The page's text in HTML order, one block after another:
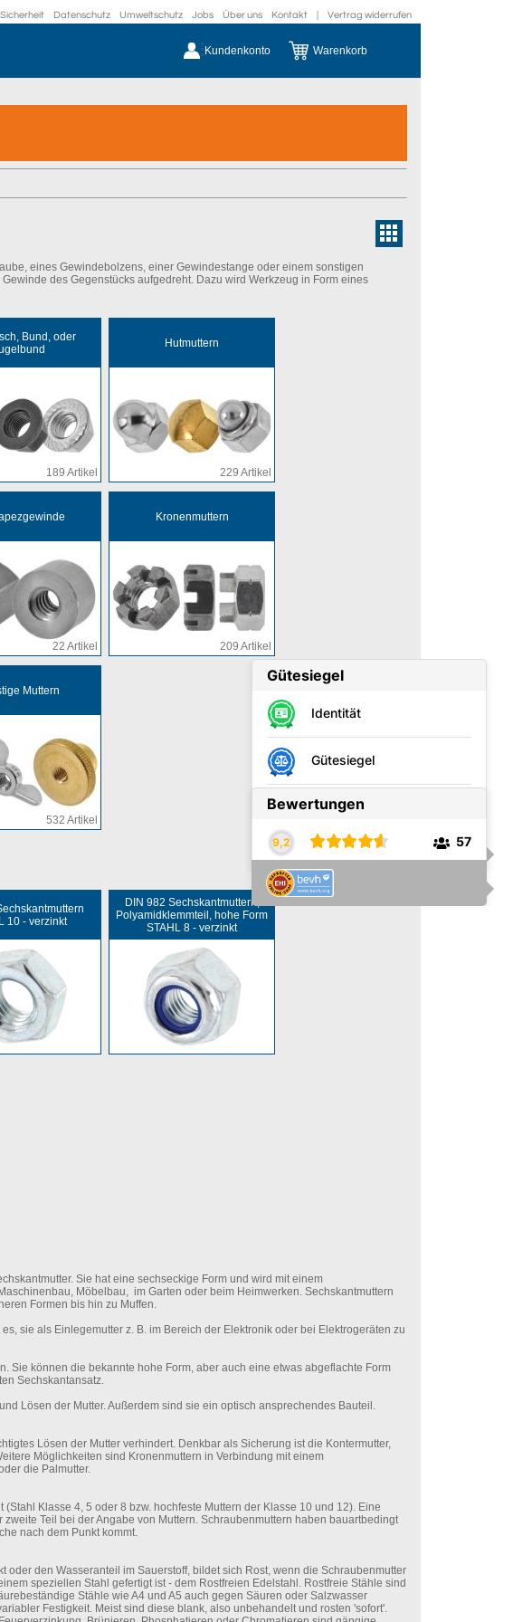
Sicherheit Datenschutz Umweltschutz Jobs Über uns Kontakt Vertrag widerrufen
Kundenkonto Warenkorb
eines Gewindebolzens, einer Gewindestange oder einem sonstigen
des Gegenstücks aufgedreht. Dazu wird Werkzeug in Form eines
Bund, oder
189 Artikel
Hutmuttern
229 Artikel
22 Artikel
Kronenmuttern
209 Artikel
Muttern
532 Artikel
10 - verzinkt
DIN 982 Sechskantmuttern,
Polyamidklemmteil, hohe Form
STAHL 8 - verzinkt
Sie hat eine sechseckige Form und wird mit einem
Möbelbau, im Garten oder beim Heimwerken. Sechskantmuttern
Formen bis hin zu Muffen.
sie als Einlegemutter z. B. im Bereich der Elektronik oder bei Elektrogeräten zu
Sie können die bekannte hohe Form, aber auch eine etwas abgeflachte Form
Sechskantansatz.
Lösen der Mutter. Außerdem sind sie ein optisch ansprechendes Bauteil.
Lösen der Mutter verhindert. Denkbar als Sicherung ist die Kontermutter,
Möglichkeiten sind Kronenmuttern in Verbindung mit einem
die Palmutter.
Klasse 4, 5 oder 8 bzw. hochfeste Muttern der Klasse 10 und 12). Eine
Teil bei der Angabe von Muttern. Schraubenmuttern haben bauartbedingt
nach dem Punkt kommt.
den Wasseranteil im Sauerstoff, bildet sich Rost, wenn die Schraubenmutter
speziellen Stahl gefertigt ist - dem Rostfreien Edelstahl. Rostfreie Stähle sind
Stähle wie A4 und A5 auch gegen Säuren oder Salzwasser
Festigkeit. Meist sind diese blank, also unbehandelt und rosten 'sofort'.